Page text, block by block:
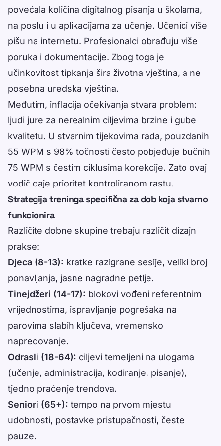
povećala količina digitalnog pisanja u školama,
na poslu i u aplikacijama za učenje. Učenici više
pišu na internetu. Profesionalci obrađuju više
poruka i dokumentacije. Zbog toga je
učinkovitost tipkanja šira životna vještina, a ne
posebna uredska vještina.
Međutim, inflacija očekivanja stvara problem:
ljudi jure za nerealnim ciljevima brzine i gube
kvalitetu. U stvarnim tijekovima rada, pouzdanih
55 WPM s 98% točnosti često pobjeđuje bučnih
75 WPM s čestim ciklusima korekcije. Zato ovaj
vodič daje prioritet kontroliranom rastu.
Strategija treninga specifična za dob koja stvarno
funkcionira
Različite dobne skupine trebaju različit dizajn
prakse:
Djeca (8-13): kratke razigrane sesije, veliki broj
ponavljanja, jasne nagradne petlje.
Tinejdžeri (14-17): blokovi vođeni referentnim
vrijednostima, ispravljanje pogrešaka na
parovima slabih ključeva, vremensko
napredovanje.
Odrasli (18-64): ciljevi temeljeni na ulogama
(učenje, administracija, kodiranje, pisanje),
tjedno praćenje trendova.
Seniori (65+): tempo na prvom mjestu
udobnosti, postavke pristupačnosti, česte
pauze.